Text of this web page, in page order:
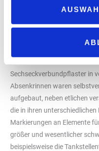
Weg zur Produktionshalle
vieler „Tasiko“-Elemente,
Sechseckverbundpflaster in
Absenkrinnen waren
aufgebaut, neben etlichen
die in ihren
Markierungen an Elemente
größer und wesentlicher
beispielsweise die